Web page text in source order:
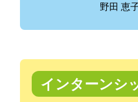
野田 恵
インターンシ